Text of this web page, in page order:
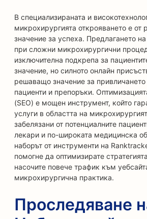
В специализираната и
микрохирургията открояването е
значение за успеха. Предлагането
при сложни микрохирургични
изключителна подкрепа за
значение, но силното онлайн
решаващо значение за
пациенти и препоръки.
(SEO) е мощен инструмент, който
услуги в областта на
забелязани от потенциалните
лекари и по-широката медицинска
наборът от инструменти на
помогне да оптимизирате
насочите повече трафик към
микрохирургична практика.
Проследяване